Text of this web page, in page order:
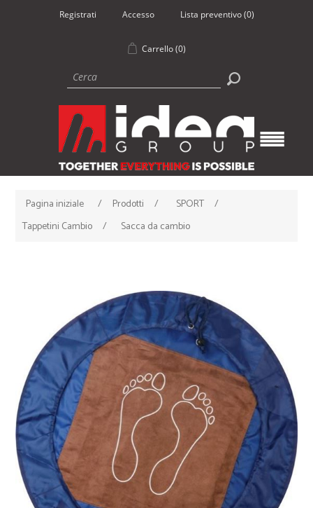
Registrati Accesso Lista preventivo (0)
Carrello (0)
Pagina iniziale / Prodotti / SPORT
/
Tappetini Cambio
/ Sacca da cambio